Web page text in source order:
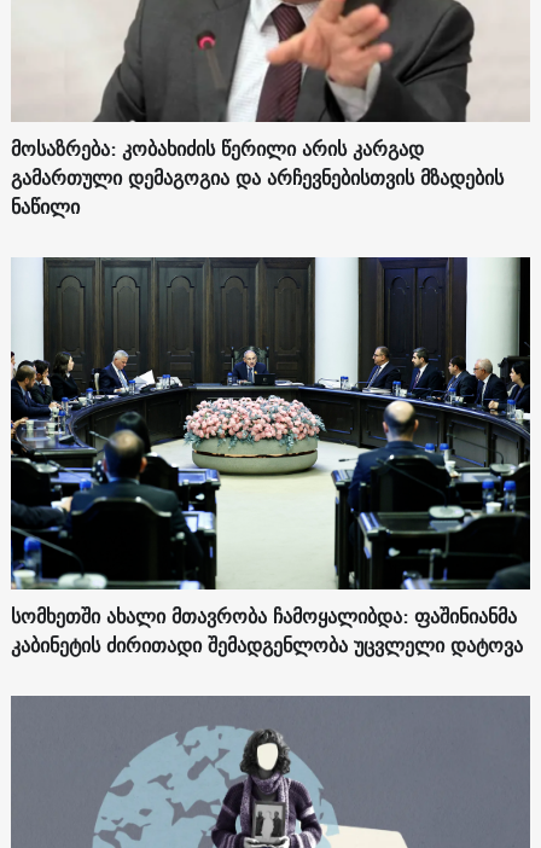
მოსაზრება: კობახიძის წერილი არის კარგად
გამართული დემაგოგია და არჩევნებისთვის მზადების
ნაწილი
სომხეთში ახალი მთავრობა ჩამოყალიბდა: ფაშინიანმა
კაბინეტის ძირითადი შემადგენლობა უცვლელი დატოვა